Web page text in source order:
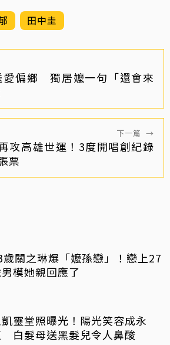
田中圭
愛偏鄉 獨居嬤一句「還會來
下一篇 →
攻高雄世運！3度開唱創紀錄
票
歲關之琳爆「嬤孫戀」！戀上27
模她親回應了
靈堂照曝光！陽光笑容成永
白髮母送黑髮兒令人鼻酸